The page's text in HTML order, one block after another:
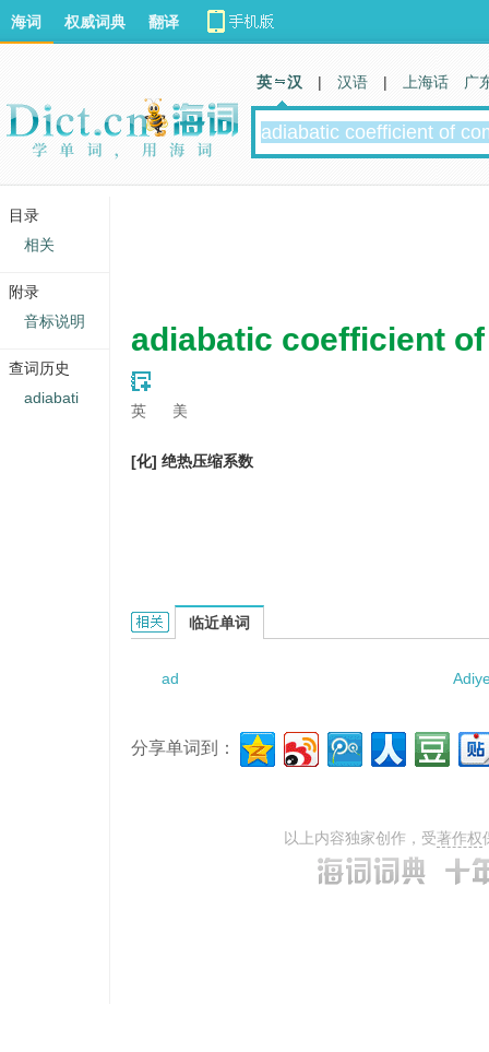
adiabatic coefficient
英 美
[化] 绝热压缩系数
adiabatic coefficient of com-pression的相关资料
临近单词
ad
分享单词到：
以上内容独家创作，受著作权
海词 权威词典 翻译
英 汉 | 汉语 | 上海话 广
目录
相关
附录
音标说明
查词历史
adiabati